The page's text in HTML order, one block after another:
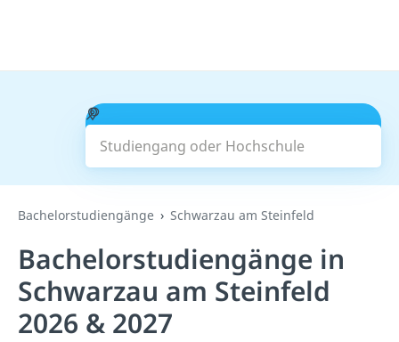
Studiengang oder Hochschule
Suchen
Bachelorstudiengänge Schwarzau am Steinfeld
Bachelorstudiengänge in
Schwarzau am Steinfeld
2026 & 2027